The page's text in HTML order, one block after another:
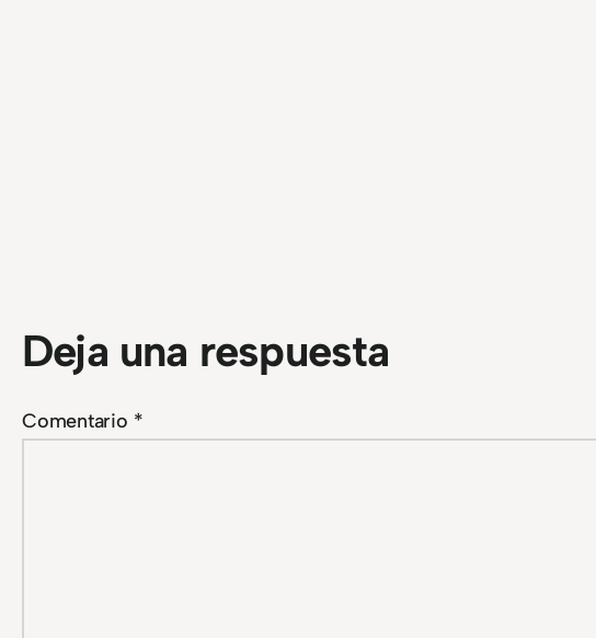
Deja una respuesta
Comentario *